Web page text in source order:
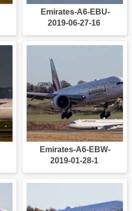
Emirates-A6-EBU-
2019-06-27-16
Emirates-A6-EBW-
2019-01-28-1